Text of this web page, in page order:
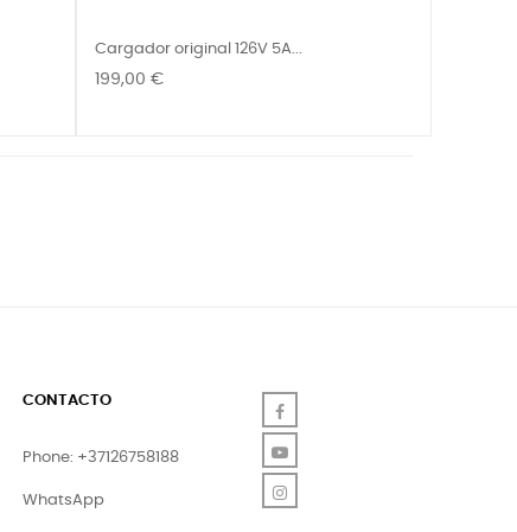
Cargador original 126V 5A...
Precio
199,00 €
CONTACTO
Phone: +37126758188
WhatsApp